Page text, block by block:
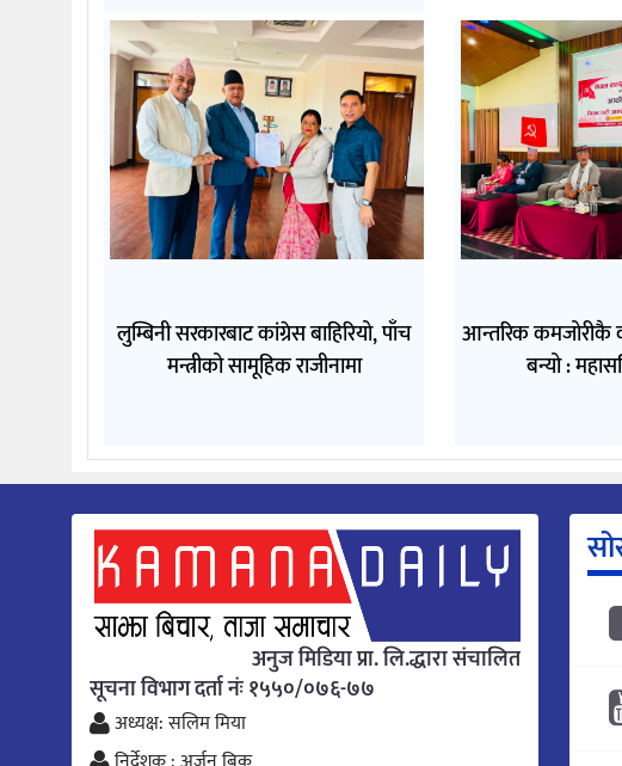
लुम्बिनी सरकारबाट कांग्रेस बाहिरियो, पाँच
मन्त्रीको सामूहिक राजीनामा
आन्तरिक कमजोरीकै
बन्यो :
अनुज मिडिया प्रा. लि.द्धारा संचालित
सूचना विभाग दर्ता नंः १५५०/०७६-७७
अध्यक्ष: सलिम मिया